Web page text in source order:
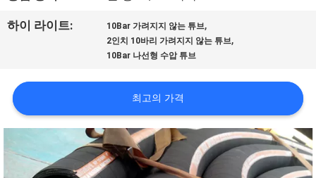
학
질
관
리
하이 라이트: 10Bar 가려지지 않는 튜브,
2인치 10바리 가려지지 않는 튜브,
10Bar 나선형 수압 튜브
최고의 가격